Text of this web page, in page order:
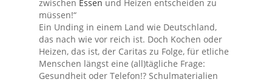
zwischen Essen und Heizen entscheiden zu
müssen!“
Ein Unding in einem Land wie Deutschland,
das nach wie vor reich ist. Doch Kochen oder
Heizen, das ist, der Caritas zu Folge, für etliche
Menschen längst eine (all)tägliche Frage:
Gesundheit oder Telefon!? Schulmaterialien